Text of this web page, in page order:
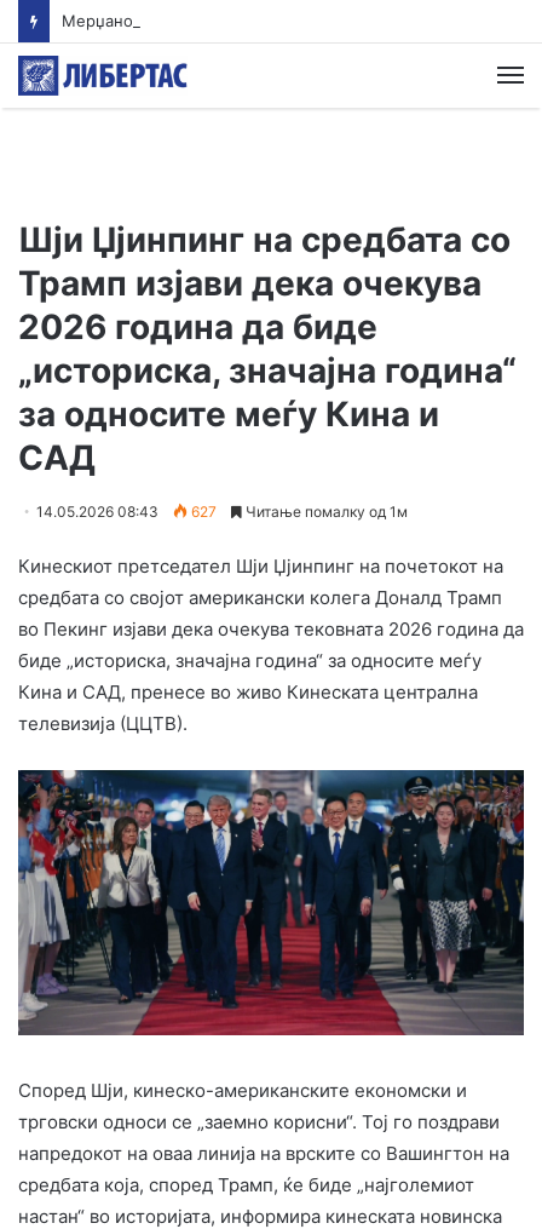
Шји Џјинпинг на средбата со
Трамп изјави дека очекува
2026 година да биде
„историска, значајна година“
за односите меѓу Кина и
САД
14.05.2026 08:43 627 Читање помалку од 1м
Кинескиот претседател Шји Џјинпинг на почетокот на
средбата со својот американски колега Доналд Трамп
во Пекинг изјави дека очекува тековната 2026 година да
биде „историска, значајна година“ за односите меѓу
Кина и САД, пренесе во живо Кинеската централна
телевизија (ЦЦТВ).
Според Шји, кинеско-американските економски и
трговски односи се „заемно корисни“. Тој го поздрави
напредокот на оваа линија на врските со Вашингтон на
средбата која, според Трамп, ќе биде „најголемиот
настан“ во историјата, информира кинеската новинска